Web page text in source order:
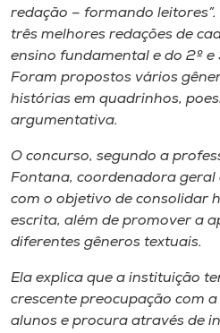
A+
A-
redação – formando
três melhores redações de
ensino fundamental e do 2º e
Foram propostos vários
histórias em quadrinhos,
argumentativa.
O concurso, segundo a
Fontana, coordenadora geral
com o objetivo de consolidar
escrita, além de promover a
diferentes gêneros textuais.
Ela explica que a instituição
crescente preocupação com
alunos e procura através de